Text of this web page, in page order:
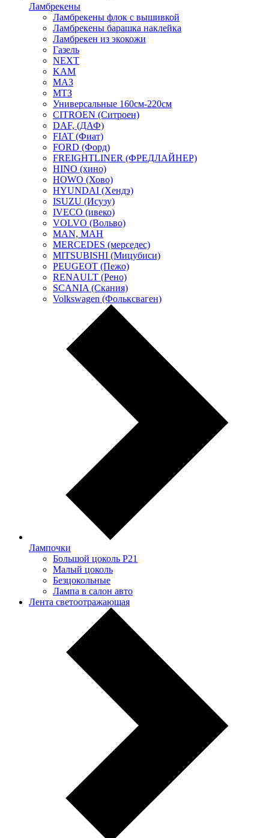
Ламбрекены
Ламбрекены флок с вышивкой
Ламбрекены барашка наклейка
Ламбрекен из экокожи
Газель
NEXT
KAM
МАЗ
МТЗ
Универсальные 160см-220см
CITROEN (Ситроен)
DAF, (ДАФ)
FIAT (Фиат)
FORD (Форд)
FREIGHTLINER (ФРЕДЛАЙНЕР)
HINO (хино)
HOWO (Хово)
HYUNDAI (Хендэ)
ISUZU (Исузу)
IVECO (ивеко)
VOLVO (Вольво)
MAN, МАН
MERCEDES (мерседес)
MITSUBISHI (Мицубиси)
PEUGEOT (Пежо)
RENAULT (Рено)
SCANIA (Скания)
Volkswagen (Фольксваген)
Лампочки
Большой цоколь P21
Малый цоколь
Безцокольные
Лампа в салон авто
Лента светоотражающая